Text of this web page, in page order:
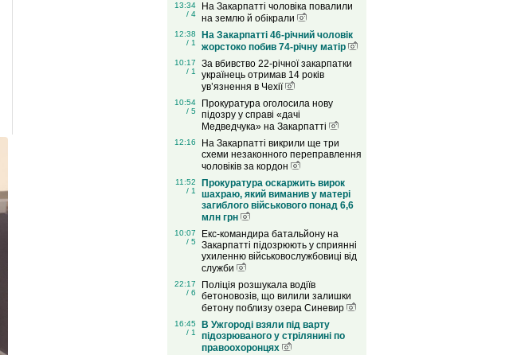
13:34
/ 4
На Закарпатті чоловіка повалили
на землю й обікрали
12:38
/ 1
На Закарпатті 46-річний чоловік
жорстоко побив 74-річну матір
10:17
/ 1
За вбивство 22-річної закарпатки
українець отримав 14 років
ув’язнення в Чехії
10:54
/ 5
Прокуратура оголосила нову
підозру у справі «дачі
Медведчука» на Закарпатті
12:16
На Закарпатті викрили ще три
схеми незаконного переправлення
чоловіків за кордон
11:52
/ 1
Прокуратура оскаржить вирок
шахраю, який виманив у матері
загиблого військового понад 6,6
млн грн
10:07
/ 5
Екс-командира батальйону на
Закарпатті підозрюють у сприянні
ухиленню військовослужбовиці від
служби
22:17
/ 6
Поліція розшукала водіїв
бетоновозів, що вилили залишки
бетону поблизу озера Синевир
16:45
/ 1
В Ужгороді взяли під варту
підозрюваного у стрілянині по
правоохоронцях